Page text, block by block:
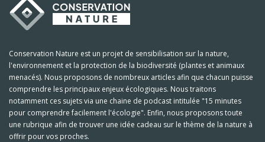
Conservation Nature est un projet de sensibilisation sur la nature,
l'environnement et la protection de la biodiversité (plantes et animaux
menacés). Nous proposons de nombreux articles afin que chacun puisse
comprendre les principaux enjeux écologiques. Nous traitons
notamment ces sujets via une chaine de podcast intitulée "15 minutes
pour comprendre facilement l'écologie". Enfin, nous proposons toute
une rubrique afin de trouver une idée cadeau sur le thème de la nature à
offrir pour vos proches.